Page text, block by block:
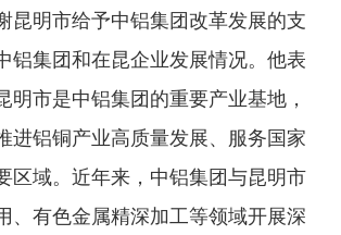
昆明市给予中铝集团改革发展的支
铝集团和在昆企业发展情况。他表
明市是中铝集团的重要产业基地，
进铝铜产业高质量发展、服务国家
区域。近年来，中铝集团与昆明市
、有色金属精深加工等领域开展深